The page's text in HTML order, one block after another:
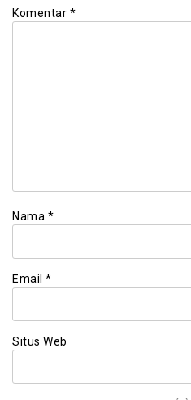
Komentar *
Nama *
Email *
Situs Web